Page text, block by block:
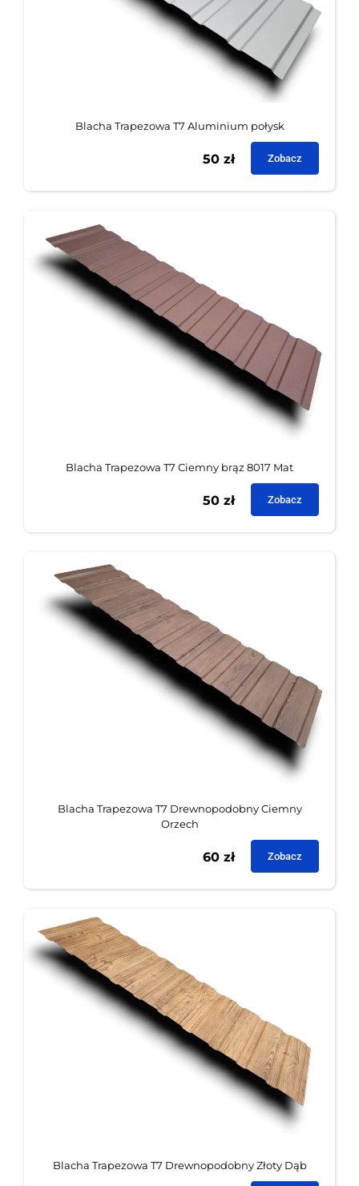
Blacha Trapezowa T7 Aluminium połysk
50 zł Zobacz
Blacha Trapezowa T7 Ciemny brąz 8017 Mat
50 zł Zobacz
Blacha Trapezowa T7 Drewnopodobny Ciemny
Orzech
60 zł Zobacz
Blacha Trapezowa T7 Drewnopodobny Złoty Dąb